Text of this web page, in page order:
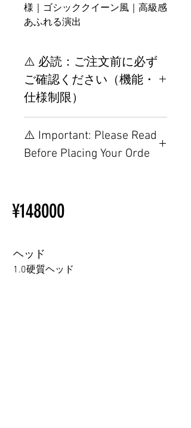
様｜ゴシッククイーン風｜高級感
あふれる演出
⚠️ 必読：ご注文前に必ず
ご確認ください（機能・
仕様制限）
置制限について
その他の配置はTPEに関連し
ラブドール購入前に知ってお
⚠️ Important: Please Read
Before Placing Your Orde
Ordering
Other configurations are related
following webpage.
Beginner’s Purchase Guide
¥148000
ヘッド
1.0硬質ヘッド